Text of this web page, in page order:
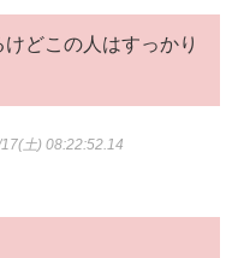
どこの人はすっかり
17(土) 08:22:52.14